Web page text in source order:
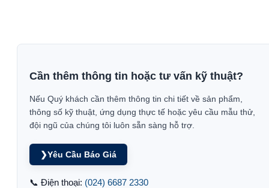
Cần thêm thông tin hoặc tư vấn kỹ thuật?
Nếu Quý khách cần thêm thông tin chi tiết về sản phẩm,
thông số kỹ thuật, ứng dụng thực tế hoặc yêu cầu mẫu thử,
đội ngũ của chúng tôi luôn sẵn sàng hỗ trợ.
❯Yêu Cầu Báo Giá
📞 Điện thoại: (024) 6687 2330